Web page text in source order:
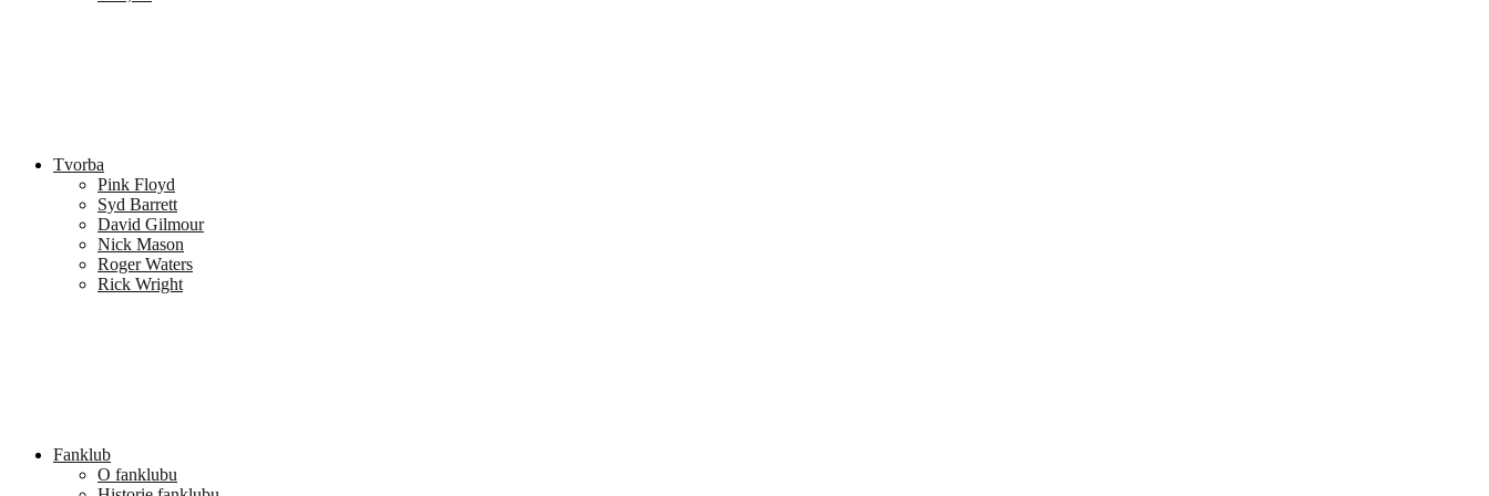
Tvorba
Pink Floyd
Syd Barrett
David Gilmour
Nick Mason
Roger Waters
Rick Wright
Fanklub
O fanklubu